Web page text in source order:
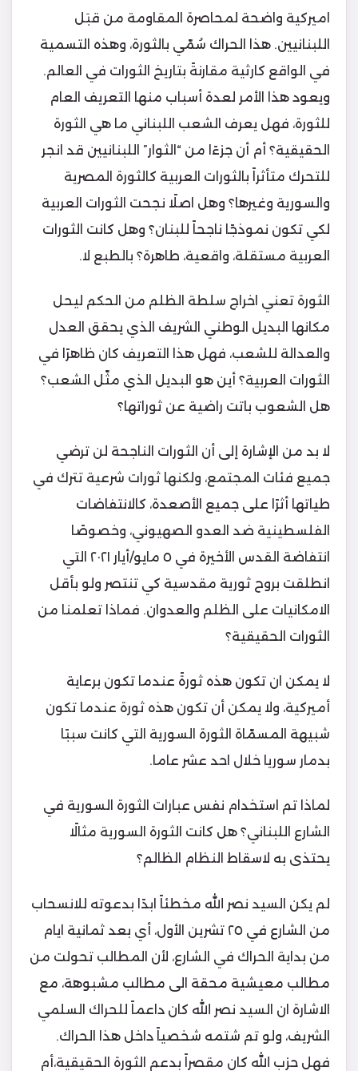
اميركية واضحة لمحاصرة المقاومة من قبَل
اللبنانيين. هذا الحراك سُمّي بالثورة، وهذه التسمية
في الواقع كارثية مقارنةً بتاريخ الثورات في العالم.
ويعود هذا الأمر لعدة أسباب منها التعريف العام
للثورة، فهل يعرف الشعب اللبناني ما هي الثورة
الحقيقية؟ أم أن جزءًا من “الثوار” اللبنانيين قد انجر
للتحرك متأثراً بالثورات العربية كالثورة المصرية
والسورية وغيرها؟ وهل اصلًا نجحت الثورات العربية
لكي تكون نموذجًا ناجحاً للبنان؟ وهل كانت الثورات
العربية مستقلة، واقعية، طاهرة؟ بالطبع لا.
الثورة تعني اخراج سلطة الظلم من الحكم ليحل
مكانها البديل الوطني الشريف الذي يحقق العدل
والعدالة للشعب، فهل هذا التعريف كان ظاهرًا في
الثورات العربية؟ أين هو البديل الذي مثّل الشعب؟
هل الشعوب باتت راضية عن ثوراتها؟
لا بد من الإشارة إلى أن الثورات الناجحة لن ترضي
جميع فئات المجتمع، ولكنها ثورات شرعية تترك في
طياتها أثرًا على جميع الأصعدة، كالانتفاضات
الفلسطينية ضد العدو الصهيوني، وخصوصًا
انتفاضة القدس الأخيرة في ٥ مايو/أيار ٢٠٢١ التي
انطلقت بروح ثورية مقدسية كي تنتصر ولو بأقل
الامكانيات على الظلم والعدوان. فماذا تعلمنا من
الثورات الحقيقية؟
لا يمكن ان تكون هذه ثورةً عندما تكون برعاية
أميركية، ولا يمكن أن تكون هذه ثورة عندما تكون
شبيهة المسمّاة الثورة السورية التي كانت سببًا
بدمار سوريا خلال احد عشر عاما.
لماذا تم استخدام نفس عبارات الثورة السورية في
الشارع اللبناني؟ هل كانت الثورة السورية مثالًا
يحتذى به لاسقاط النظام الظالم؟
لم يكن السيد نصر الله مخطئاً ابدًا بدعوته للانسحاب
من الشارع في ٢٥ تشرين الأول، أي بعد ثمانية ايام
من بداية الحراك في الشارع، لأن المطالب تحولت من
مطالب معيشية محقة الى مطالب مشبوهة، مع
الاشارة ان السيد نصر الله كان داعماً للحراك السلمي
الشريف، ولو تم شتمه شخصياً داخل هذا الحراك.
فهل حزب الله كان مقصراً بدعم الثورة الحقيقية،أم